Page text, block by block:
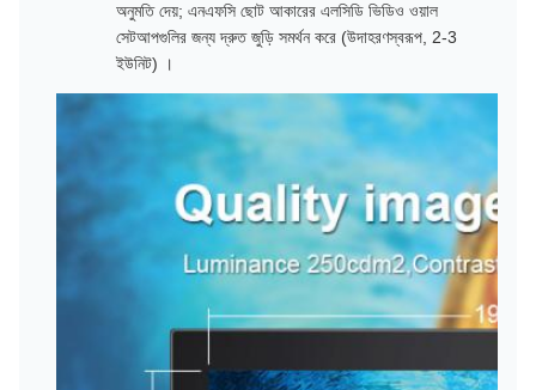
অনুমতি দেয়; এনএফসি ছোট আকারের এলসিডি ভিডিও ওয়াল
সেটআপগুলির জন্য দ্রুত জুড়ি সমর্থন করে (উদাহরণস্বরূপ, 2-3
ইউনিট) ।